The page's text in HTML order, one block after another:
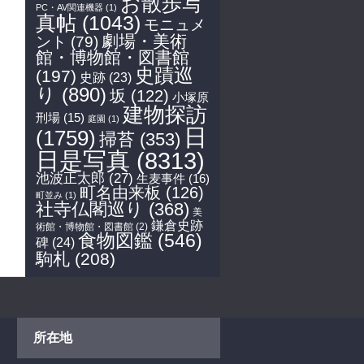
PC・AV関連機器(1)
真帖(1043) モニュメ
ント (79) 劇場・美術
館・博物館・図書館
(197) 史跡(23) 史蹟巡
り (890) 坂 (122) 小塚原
刑場(15) 庭園 (1) 建物探訪
(1759) 掃苔 (353) 日
日是写真 (8313)
池波正太郎 (27) 生麦事件(16)
町並み(1) 町名由来板 (126)
社寺仏閣巡り (368) 美
術館・博物館・図書館(2) 鎌倉史跡
碑(24) 食物図鑑 (546)
駒札(208)
所在地